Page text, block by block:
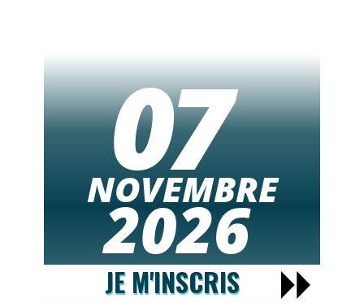
07
NOVEMBRE
2026
JE M'INSCRIS